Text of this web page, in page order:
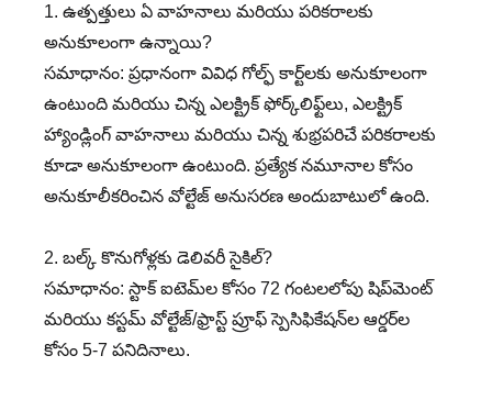
1. ఉత్పత్తులు ఏ వాహనాలు మరియు పరికరాలకు
అనుకూలంగా ఉన్నాయి?
సమాధానం: ప్రధానంగా వివిధ గోల్ఫ్ కార్ట్‌లకు అనుకూలంగా
ఉంటుంది మరియు చిన్న ఎలక్ట్రిక్ ఫోర్క్‌లిఫ్ట్‌లు, ఎలక్ట్రిక్
హ్యాండ్లింగ్ వాహనాలు మరియు చిన్న శుభ్రపరిచే పరికరాలకు
కూడా అనుకూలంగా ఉంటుంది. ప్రత్యేక నమూనాల కోసం
అనుకూలీకరించిన వోల్టేజ్ అనుసరణ అందుబాటులో ఉంది.
2. బల్క్ కొనుగోళ్లకు డెలివరీ సైకిల్?
సమాధానం: స్టాక్ ఐటెమ్‌ల కోసం 72 గంటలలోపు షిప్‌మెంట్
మరియు కస్టమ్ వోల్టేజ్/ఫ్రాస్ట్ ప్రూఫ్ స్పెసిఫికేషన్‌ల ఆర్డర్‌ల
కోసం 5-7 పనిదినాలు.